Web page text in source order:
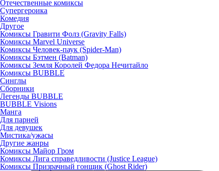
Отечественные комиксы
Супергероика
Комедия
Другое
Комиксы Гравити Фолз (Gravity Falls)
Комиксы Marvel Universe
Комиксы Человек-паук (Spider-Man)
Комиксы Бэтмен (Batman)
Комиксы Земля Королей Федора Нечитайло
Комиксы BUBBLE
Синглы
Сборники
Легенды BUBBLE
BUBBLE Visions
Манга
Для парней
Для девушек
Мистика/ужасы
Другие жанры
Комиксы Майор Гром
Комиксы Лига справедливости (Justice League)
Комиксы Призрачный гонщик (Ghost Rider)